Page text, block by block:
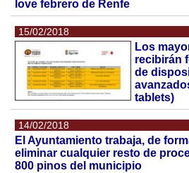
love febrero de Renfe
15/02/2018
Los
recibirán
de
tablets)
14/02/2018
El Ayuntamiento trabaja, de
eliminar cualquier resto de
800 pinos del municipio